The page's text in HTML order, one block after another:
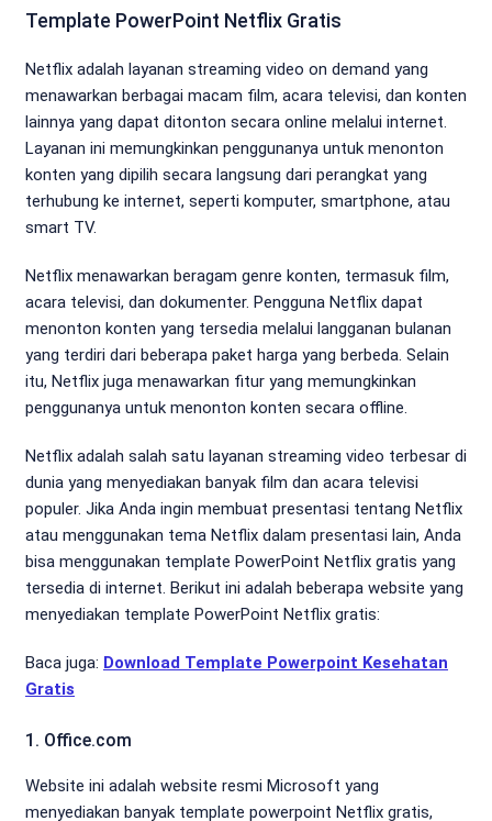
Template PowerPoint Netflix Gratis
Netflix adalah layanan streaming video on demand yang
menawarkan berbagai macam film, acara televisi, dan konten
lainnya yang dapat ditonton secara online melalui internet.
Layanan ini memungkinkan penggunanya untuk menonton
konten yang dipilih secara langsung dari perangkat yang
terhubung ke internet, seperti komputer, smartphone, atau
smart TV.
Netflix menawarkan beragam genre konten, termasuk film,
acara televisi, dan dokumenter. Pengguna Netflix dapat
menonton konten yang tersedia melalui langganan bulanan
yang terdiri dari beberapa paket harga yang berbeda. Selain
itu, Netflix juga menawarkan fitur yang memungkinkan
penggunanya untuk menonton konten secara offline.
Netflix adalah salah satu layanan streaming video terbesar di
dunia yang menyediakan banyak film dan acara televisi
populer. Jika Anda ingin membuat presentasi tentang Netflix
atau menggunakan tema Netflix dalam presentasi lain, Anda
bisa menggunakan template PowerPoint Netflix gratis yang
tersedia di internet. Berikut ini adalah beberapa website yang
menyediakan template PowerPoint Netflix gratis:
Baca juga: Download Template Powerpoint Kesehatan
Gratis
1. Office.com
Website ini adalah website resmi Microsoft yang
menyediakan banyak template powerpoint Netflix gratis,